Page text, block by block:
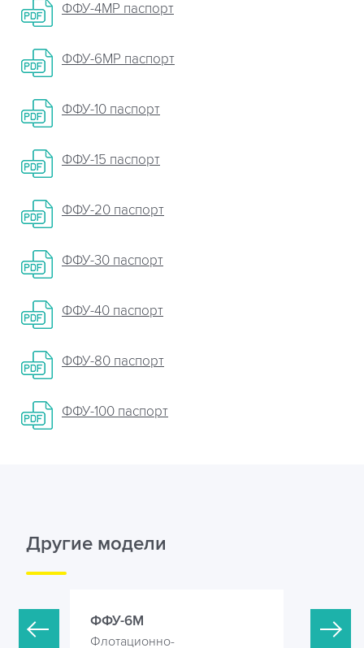
ФФУ-4МР паспорт
ФФУ-6МР паспорт
ФФУ-10 паспорт
ФФУ-15 паспорт
ФФУ-20 паспорт
ФФУ-30 паспорт
ФФУ-40 паспорт
ФФУ-80 паспорт
ФФУ-100 паспорт
Другие модели
ФФУ-6М
Флотационно-
ФФУ-15